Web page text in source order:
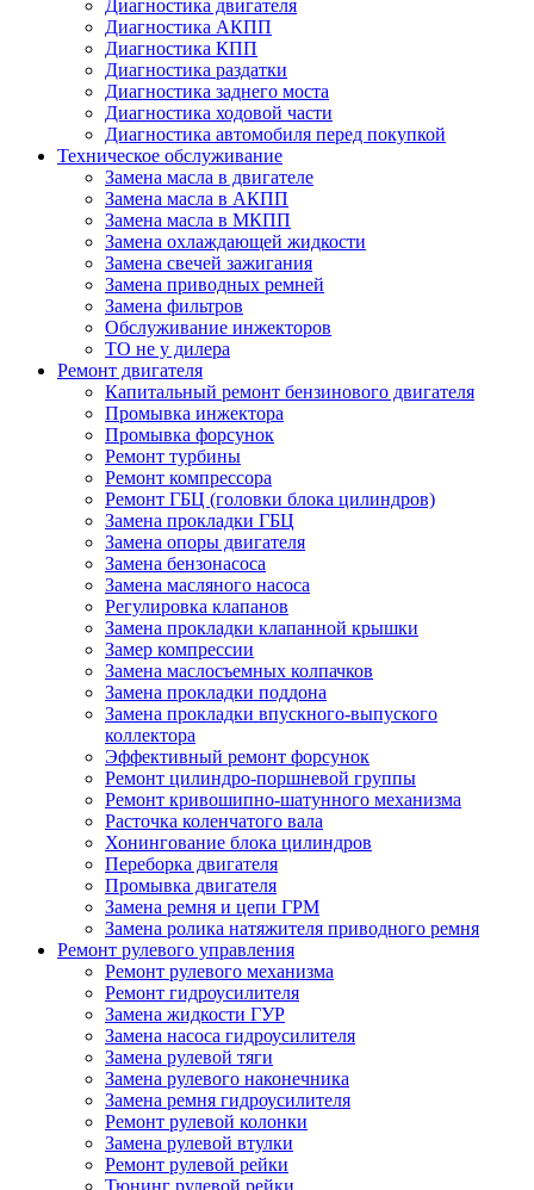
Диагностика двигателя
Диагностика АКПП
Диагностика КПП
Диагностика раздатки
Диагностика заднего моста
Диагностика ходовой части
Диагностика автомобиля перед покупкой
Техническое обслуживание
Замена масла в двигателе
Замена масла в АКПП
Замена масла в МКПП
Замена охлаждающей жидкости
Замена свечей зажигания
Замена приводных ремней
Замена фильтров
Обслуживание инжекторов
ТО не у дилера
Ремонт двигателя
Капитальный ремонт бензинового двигателя
Промывка инжектора
Промывка форсунок
Ремонт турбины
Ремонт компрессора
Ремонт ГБЦ (головки блока цилиндров)
Замена прокладки ГБЦ
Замена опоры двигателя
Замена бензонасоса
Замена масляного насоса
Регулировка клапанов
Замена прокладки клапанной крышки
Замер компрессии
Замена маслосъемных колпачков
Замена прокладки поддона
Замена прокладки впускного-выпуского
коллектора
Эффективный ремонт форсунок
Ремонт цилиндро-поршневой группы
Ремонт кривошипно-шатунного механизма
Расточка коленчатого вала
Хонингование блока цилиндров
Переборка двигателя
Промывка двигателя
Замена ремня и цепи ГРМ
Замена ролика натяжителя приводного ремня
Ремонт рулевого управления
Ремонт рулевого механизма
Ремонт гидроусилителя
Замена жидкости ГУР
Замена насоса гидроусилителя
Замена рулевой тяги
Замена рулевого наконечника
Замена ремня гидроусилителя
Ремонт рулевой колонки
Замена рулевой втулки
Ремонт рулевой рейки
Тюнинг рулевой рейки